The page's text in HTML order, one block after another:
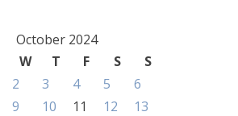
October 2024
W T F S
S
2 3 4 5
6
9 10 11 12
13